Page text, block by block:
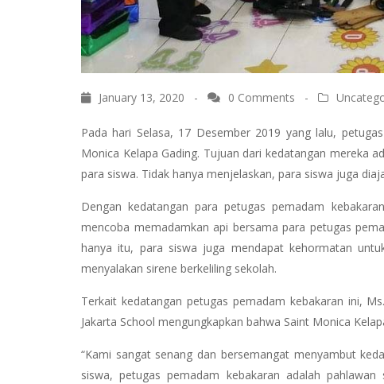
January 13, 2020 - 0 Comments -
Pada hari Selasa, 17 Desember 2019 yang lalu,
Monica Kelapa Gading. Tujuan dari kedatangan mereka
para siswa. Tidak hanya menjelaskan, para siswa juga
Dengan kedatangan para petugas pemadam
mencoba memadamkan api bersama para petugas
hanya itu, para siswa juga mendapat kehormatan
menyalakan sirene berkeliling sekolah.
Terkait kedatangan petugas pemadam kebakaran ini,
Jakarta School mengungkapkan bahwa Saint Monica
“Kami sangat senang dan bersemangat menyambut
siswa, petugas pemadam kebakaran adalah